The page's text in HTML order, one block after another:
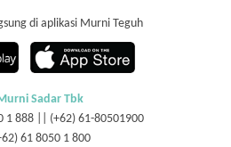
di aplikasi Murni Teguh
Sadar Tbk
1 888 || (+62) 61-80501900
61 8050 1 800